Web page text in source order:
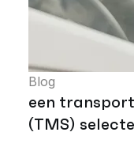
Blog
een
(TMS)